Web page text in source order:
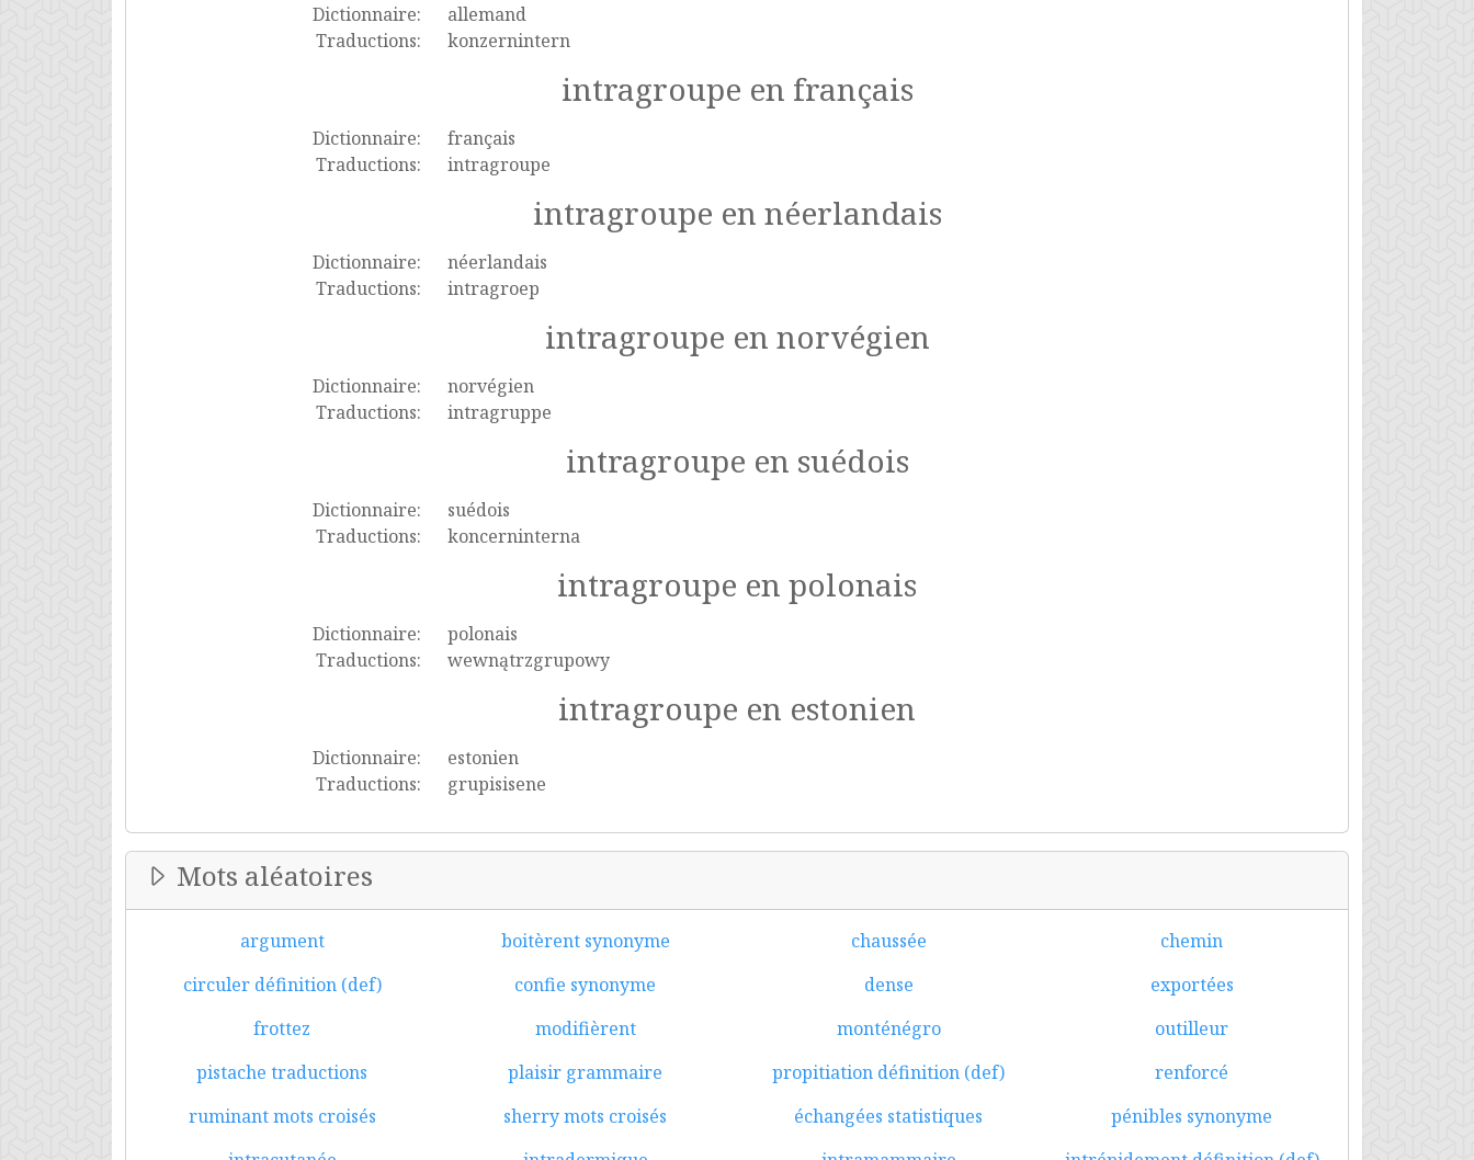
Dictionnaire:
allemand
Traductions:
konzernintern
intragroupe en français
Dictionnaire:
français
Traductions:
intragroupe
intragroupe en néerlandais
Dictionnaire:
néerlandais
Traductions:
intragroep
intragroupe en norvégien
Dictionnaire:
norvégien
Traductions:
intragruppe
intragroupe en suédois
Dictionnaire:
suédois
Traductions:
koncerninterna
intragroupe en polonais
Dictionnaire:
polonais
Traductions:
wewnątrzgrupowy
intragroupe en estonien
Dictionnaire:
estonien
Traductions:
grupisisene
Mots aléatoires
argument boitèrent synonyme chaussée
chemin
circuler définition (def)
confie synonyme dense
exportées
frottez
modifièrent monténégro
outilleur
pistache traductions
plaisir grammaire propitiation définition (def)
renforcé
ruminant mots croisés
sherry mots croisés échangées statistiques
pénibles synonyme